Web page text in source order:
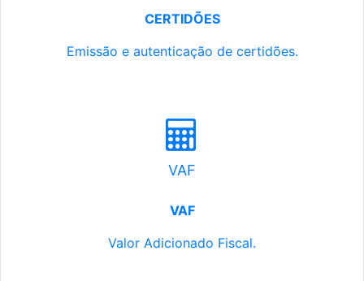
CERTIDÕES
Emissão e autenticação de certidões.
VAF
VAF
Valor Adicionado Fiscal.